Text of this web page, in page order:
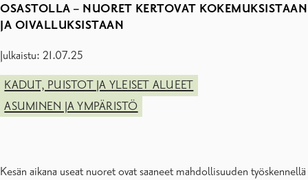
OSASTOLLA – NUORET KERTOVAT KOKEMUKSISTAAN
JA OIVALLUKSISTAAN
Julkaistu: 21.07.25
KADUT, PUISTOT JA YLEISET ALUEET
ASUMINEN JA YMPÄRISTÖ
Kesän aikana useat nuoret ovat saaneet mahdollisuuden työskennellä